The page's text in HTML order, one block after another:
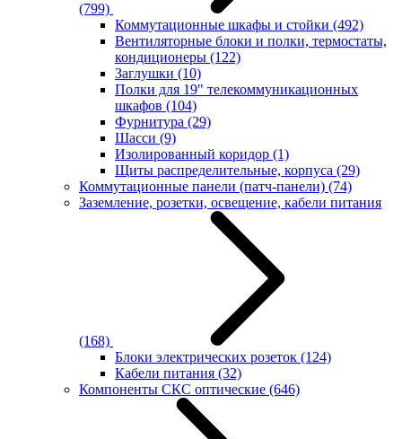
(799)
Коммутационные шкафы и стойки (492)
Вентиляторные блоки и полки, термостаты,
кондиционеры (122)
Заглушки (10)
Полки для 19" телекоммуникационных
шкафов (104)
Фурнитура (29)
Шасси (9)
Изолированный коридор (1)
Щиты распределительные, корпуса (29)
Коммутационные панели (патч-панели) (74)
Заземление, розетки, освещение, кабели питания
(168)
Блоки электрических розеток (124)
Кабели питания (32)
Компоненты СКС оптические (646)